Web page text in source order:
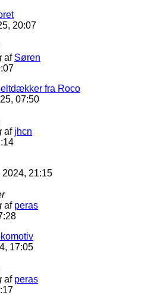
20:07
af Søren
fra Roco
07:50
af jhcn
2024, 21:15
af peras
17:05
af peras